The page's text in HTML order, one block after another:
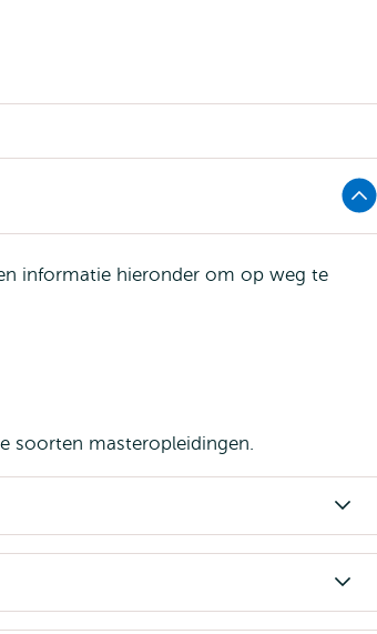
informatie hieronder om op weg te
soorten masteropleidingen.